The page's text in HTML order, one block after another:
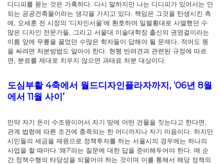
디디피를 묻는 것은 가혹하다. 다시 말하지만 나는 디디피가 있어서는 안
되는 공공건축물이라는 생각을 가지고 있다. 책임은 그것을 탄생시킨 측
에, 오세훈 전 시장의 ‘디자인서울’에 환호하며 일렬횡대로 사열했던 수
많은 디자인 전문가들, 그리고 서울대 미술대학장 출신의 권영걸이라는
이름 앞에 무릎을 꿇었던 수많은 학자들이 답해야 될 문제다. 적어도 똥
을 싸려면 처분방법도 알아야 한다. 현행 반려견과 관련된 규정에 따르
면, 분료를 제대로 치우지 않으면 과태료 처분 대상이다.
도심부활 4축에서 월드디자인플라자까지, ‘06년 8월
에서 11월 사이’
만약 자기 돈이 수조원이어서 자기 땅에 어떤 건물을 짓는다고 한다면,
관계 법령에 따른 조건에 충족되는 한 어디까지나 자기 마음이다. 하지만
시민들의 세금을 재원으로 정책투자를 하는 서울시의 경우에는 하나의
사업을 할 때마다 ‘왜?’라는 질문에 대한 답을 준비해두어야 한다. 매 순
간 정책수행의 타당성을 되물어야 하는 것이며 이를 통해서 해당 정책의